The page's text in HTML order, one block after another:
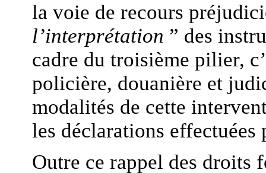
la voie de recours
l’interprétation ” des
cadre du troisième pilier,
policière, douanière et
modalités de cette
les déclarations effectuées
Outre ce rappel des droits